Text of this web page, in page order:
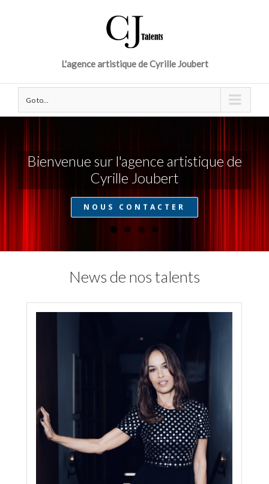
L'agence artistique de Cyrille Joubert
Go to...
Bienvenue sur l'agence artistique de
Cyrille Joubert
NOUS CONTACTER
News de nos talents